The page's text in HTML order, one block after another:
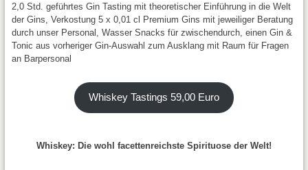
2,0 Std. geführtes Gin Tasting mit theoretischer Einführung in die Welt
der Gins, Verkostung 5 x 0,01 cl Premium Gins mit jeweiliger Beratung
durch unser Personal, Wasser Snacks für zwischendurch, einen Gin &
Tonic aus vorheriger Gin-Auswahl zum Ausklang mit Raum für Fragen
an Barpersonal
Whiskey Tastings 59,00 Euro
Whiskey: Die wohl facettenreichste Spirituose der Welt!